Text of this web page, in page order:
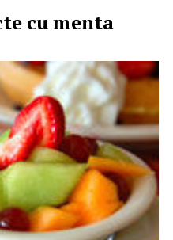
cu menta